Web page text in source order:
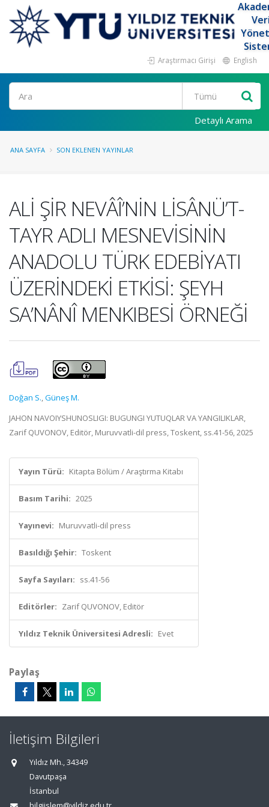
Araştırmacı Girişi English
Ara
Detaylı Arama
ANA SAYFA SON EKLENEN YAYINLAR
ALİ ŞİR NEVÂÎ’NİN LİSÂNÜ’T-
TAYR ADLI MESNEVİSİNİN
ANADOLU TÜRK EDEBİYATI
ÜZERİNDEKİ ETKİSİ: ŞEYH
SA’NÂNÎ MENKIBESİ ÖRNEĞİ
Doğan S.,Güneş M.
JAHON NAVOIYSHUNOSLIGI: BUGUNGI YUTUQLAR VA YANGILIKLAR,
Zarif QUVONOV, Editör, Muruvvatli-dil press, Toskent, ss.41-56, 2025
Yayın Türü: Kitapta Bölüm / Araştırma Kitabı
Basım Tarihi: 2025
Yayınevi: Muruvvatli-dil press
Basıldığı Şehir: Toskent
Sayfa Sayıları: ss.41-56
Editörler: Zarif QUVONOV, Editör
Yıldız Teknik Üniversitesi Adresli: Evet
Paylaş
İletişim Bilgileri
Yıldız Mh., 34349
Davutpaşa
İstanbul